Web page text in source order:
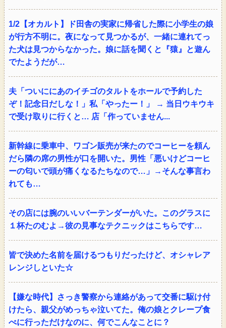
1/2【オカルト】ド田舎の実家に帰省した際に小学生の娘
が行方不明に。夜になって見つかるが、一緒に連れてっ
た犬は見つからなかった。娘に話を聞くと『猿』と遊ん
でたようだが…
夫「ついににあのイチゴのタルトをホールで予約した
ぞ！記念日だしな！」私「やったー！」 → 当日ウキウキ
で受け取りに行くと… 店「作っていません...
新幹線に乗車中、ワゴン販売が来たのでコーヒーを頼ん
だら隣の席の男性が口を開いた。男性「悪いけどコーヒ
ーの匂いで頭が痛くなるたちなので…」→そんな事言わ
れても…
その店には腕のいいバーテンダーがいた。このグラスに
１杯たのむよ→彼の見事なテクニックはこちらです…
皆で決めた名前を届けるつもりだったけど、オシャレア
レンジしといた☆
【嫌な時代】さっき警察から連絡があって交番に駆け付
けたら、親父がめっちゃ泣いてた。俺の娘とクレープ食
べに行っただけなのに、何でこんなことに？